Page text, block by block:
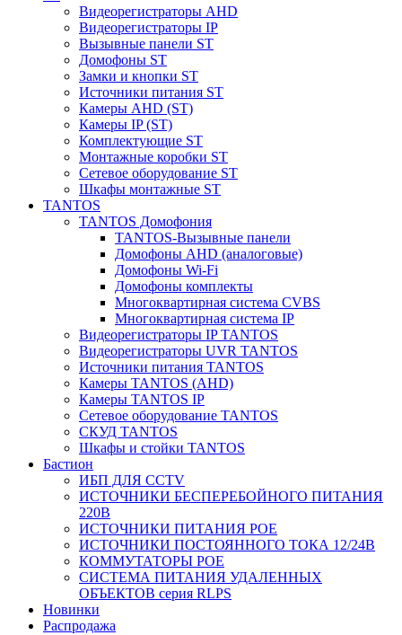
Видеорегистраторы AHD
Видеорегистраторы IP
Вызывные панели ST
Домофоны ST
Замки и кнопки ST
Источники питания ST
Камеры AHD (ST)
Камеры IP (ST)
Комплектующие ST
Монтажные коробки ST
Сетевое оборудование ST
Шкафы монтажные ST
TANTOS
TANTOS Домофония
TANTOS-Вызывные панели
Домофоны AHD (аналоговые)
Домофоны Wi-Fi
Домофоны комплекты
Многоквартирная система CVBS
Многоквартирная система IP
Видеорегистраторы IP TANTOS
Видеорегистраторы UVR TANTOS
Источники питания TANTOS
Камеры TANTOS (AHD)
Камеры TANTOS IP
Сетевое оборудование TANTOS
СКУД TANTOS
Шкафы и стойки TANTOS
Бастион
ИБП ДЛЯ CCTV
ИСТОЧНИКИ БЕСПЕРЕБОЙНОГО ПИТАНИЯ
220В
ИСТОЧНИКИ ПИТАНИЯ POE
ИСТОЧНИКИ ПОСТОЯННОГО ТОКА 12/24В
КОММУТАТОРЫ POE
СИСТЕМА ПИТАНИЯ УДАЛЕННЫХ
ОБЪЕКТОВ серия RLPS
Новинки
Распродажа